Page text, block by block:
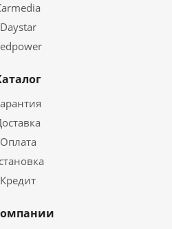
Daystar
Оплата
Кредит